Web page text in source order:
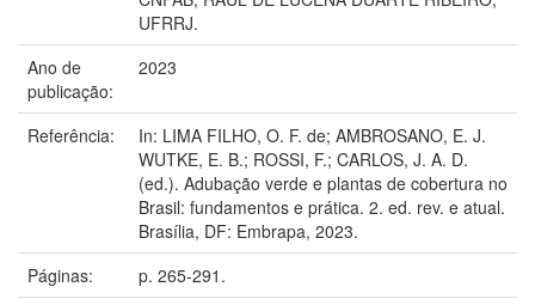
UFRRJ.
Ano de
publicação:
2023
Referência:
In: LIMA FILHO, O. F. de; AMBROSANO, E. J.
WUTKE, E. B.; ROSSI, F.; CARLOS, J. A. D.
(ed.). Adubação verde e plantas de cobertura no
Brasil: fundamentos e prática. 2. ed. rev. e atual.
Brasília, DF: Embrapa, 2023.
Páginas:
p. 265-291.